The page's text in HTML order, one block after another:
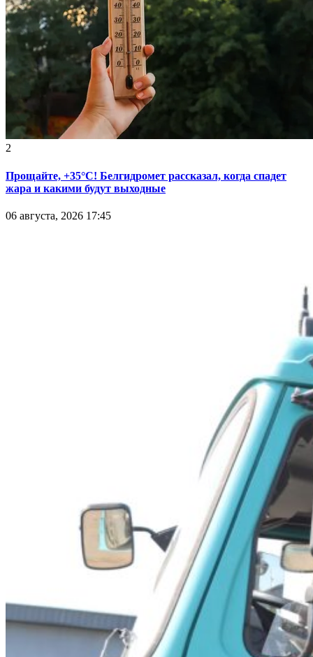
2
Прощайте, +35°С! Белгидромет рассказал, когда спадет
жара и какими будут выходные
06 августа, 2026 17:45